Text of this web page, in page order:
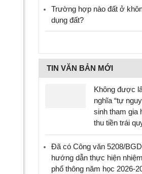
Trường hợp nào đất ở
dụng đất?
TIN VĂN BẢN MỚI
Không được
nghĩa “tự
sinh tham gia
thu tiền trái
Đã có Công văn 5208/
hướng dẫn thực hiện
phổ thông năm học 2026-